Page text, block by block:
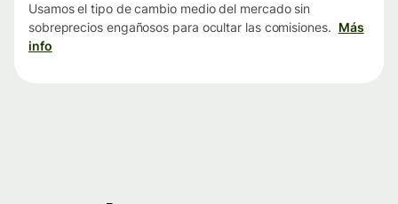
Usamos el tipo de cambio medio del mercado sin
sobreprecios engañosos para ocultar las comisiones. Más
info